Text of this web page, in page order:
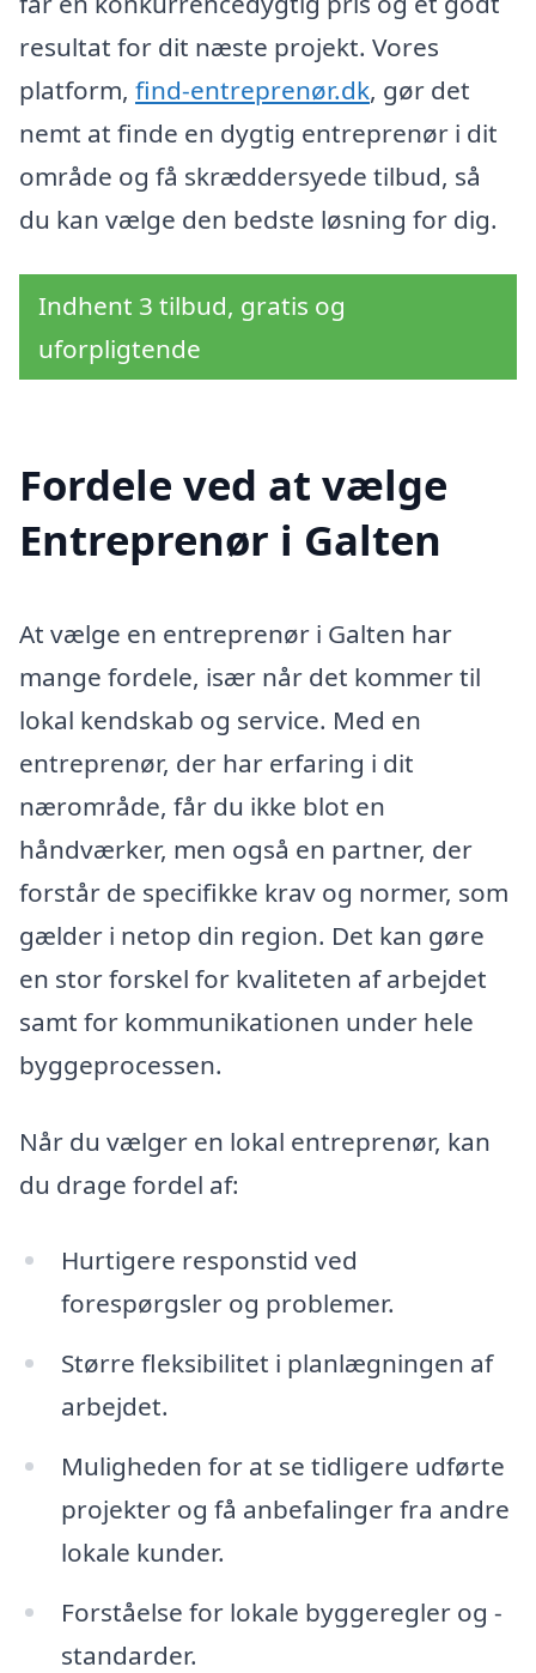
resultat for dit næste projekt. Vores
platform, find-entreprenør.dk, gør det
nemt at finde en dygtig entreprenør i dit
område og få skræddersyede tilbud, så
du kan vælge den bedste løsning for dig.
Indhent 3 tilbud, gratis og
uforpligtende
Fordele ved at vælge
Entreprenør i Galten
At vælge en entreprenør i Galten har
mange fordele, især når det kommer til
lokal kendskab og service. Med en
entreprenør, der har erfaring i dit
nærområde, får du ikke blot en
håndværker, men også en partner, der
forstår de specifikke krav og normer, som
gælder i netop din region. Det kan gøre
en stor forskel for kvaliteten af arbejdet
samt for kommunikationen under hele
byggeprocessen.
Når du vælger en lokal entreprenør, kan
du drage fordel af:
Hurtigere responstid ved
forespørgsler og problemer.
Større fleksibilitet i planlægningen af
arbejdet.
Muligheden for at se tidligere udførte
projekter og få anbefalinger fra andre
lokale kunder.
Forståelse for lokale byggeregler og -
standarder.